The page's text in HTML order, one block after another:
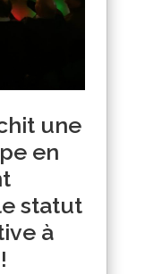
une
en
statut
à